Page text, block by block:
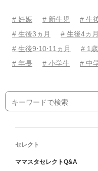
# 妊娠 # 新生児 # 生
# 生後3ヵ月
# 生後4ヵ月
# 生後9⋅10⋅11ヵ月
# 1歳
# 年長
# 小学生 # 中
セレクト
ママスタセレクトQ&A